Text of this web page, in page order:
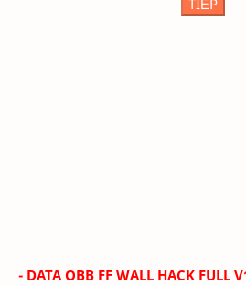
- DATA OBB FF WALL HACK FULL